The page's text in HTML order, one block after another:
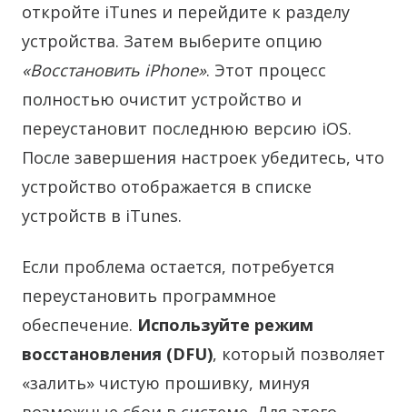
откройте iTunes и перейдите к разделу
устройства. Затем выберите опцию
«Восстановить iPhone». Этот процесс
полностью очистит устройство и
переустановит последнюю версию iOS.
После завершения настроек убедитесь, что
устройство отображается в списке
устройств в iTunes.
Если проблема остается, потребуется
переустановить программное
обеспечение. Используйте режим
восстановления (DFU), который позволяет
«залить» чистую прошивку, минуя